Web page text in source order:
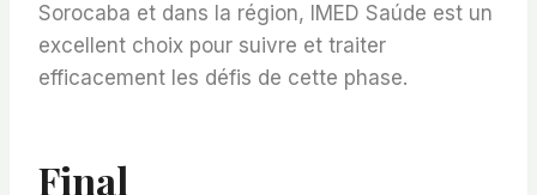
Sorocaba et dans la région, IMED Saúde est un
excellent choix pour suivre et traiter
efficacement les défis de cette phase.
Final